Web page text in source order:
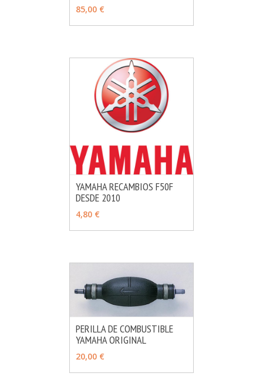
85,00 €
VER OPCIONES
YAMAHA RECAMBIOS F50F
DESDE 2010
4,80 €
VER OPCIONES
PERILLA DE COMBUSTIBLE
YAMAHA ORIGINAL
20,00 €